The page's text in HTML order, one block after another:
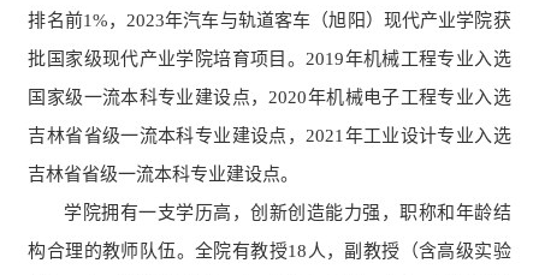
排名前1%，2023年汽车与轨道客车（旭阳）现代产业学院获
批国家级现代产业学院培育项目。2019年机械工程专业入选
国家级一流本科专业建设点，2020年机械电子工程专业入选
吉林省省级一流本科专业建设点，2021年工业设计专业入选
吉林省省级一流本科专业建设点。
学院拥有一支学历高，创新创造能力强，职称和年龄结
构合理的教师队伍。全院有教授18人，副教授（含高级实验